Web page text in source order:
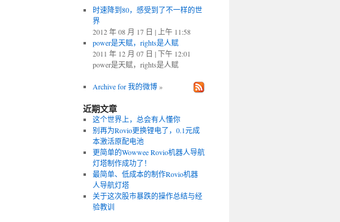
时速降到80，感受到了不一样的世
界
2012 年 08 月 17 日 | 上午 11:58
power是天赋，rights是人赋
2011 年 12 月 07 日 | 下午 12:01
power是天赋，rights是人赋
Archive for 我的微博»
近期文章
这个世界上，总会有人懂你
别再为Rovio更换锂电了，0.1元成
本激活原配电池
更简单的Wowwee Rovio机器人导航
灯塔制作成功了！
最简单、低成本的制作Rovio机器
人导航灯塔
关于这次股市暴跌的操作总结与经
验教训